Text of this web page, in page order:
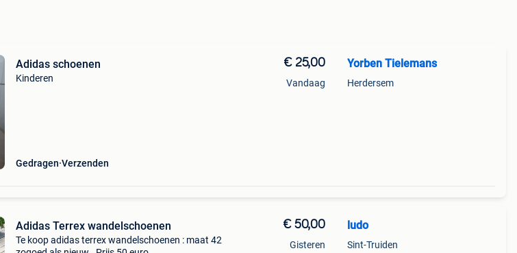
Adidas schoenen
Kinderen
Gedragen Verzenden
€ 25,00
Vandaag
Yorben Tielemans
Herdersem
Adidas Terrex wandelschoenen
Te koop adidas terrex wandelschoenen : maat 42
€ 50,00
Gisteren
ludo
Sint-Truiden